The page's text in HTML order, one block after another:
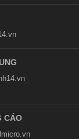
CÁO